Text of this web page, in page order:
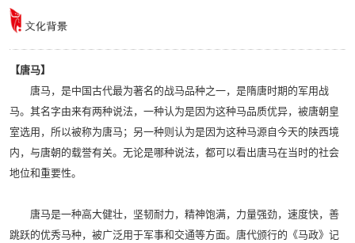
【唐马】
唐马，是中国古代最为著名的战马品种之一，是隋唐时期的军用战
马。其名字由来有两种说法，一种认为是因为这种马品质优异，被唐朝皇
室选用，所以被称为唐马；另一种则认为是因为这种马源自今天的陕西境
内，与唐朝的载誉有关。无论是哪种说法，都可以看出唐马在当时的社会
地位和重要性。
唐马是一种高大健壮，坚韧耐力，精神饱满，力量强劲，速度快，善
跳跃的优秀马种，被广泛用于军事和交通等方面。唐代颁行的《马政》记